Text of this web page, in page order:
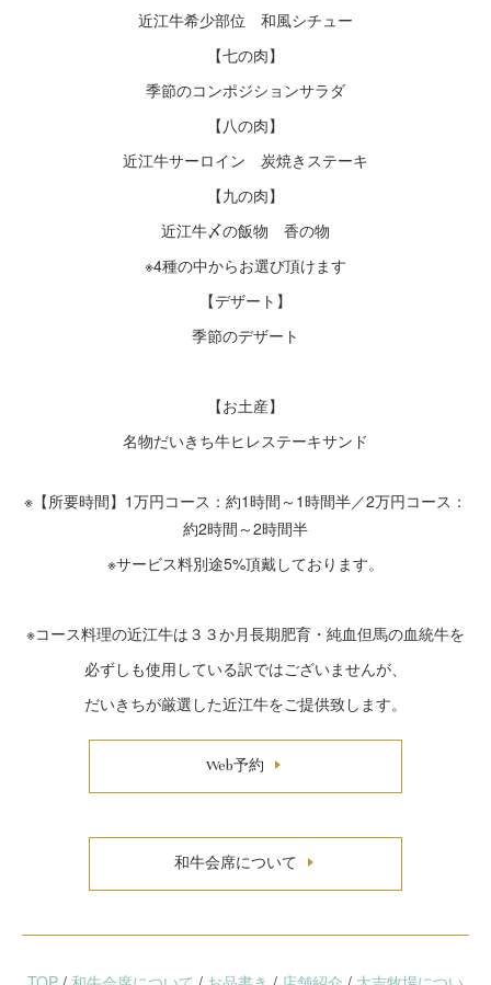
近江牛希少部位 和風シチュー
【七の肉】
季節のコンポジションサラダ
【八の肉】
近江牛サーロイン 炭焼きステーキ
【九の肉】
近江牛〆の飯物 香の物
※4種の中からお選び頂けます
【デザート】
季節のデザート
【お土産】
名物だいきち牛ヒレステーキサンド
※【所要時間】1万円コース：約1時間～1時間半／2万円コース：
約2時間～2時間半
※サービス料別途5%頂戴しております。
※コース料理の近江牛は３３か月長期肥育・純血但馬の血統牛を
必ずしも使用している訳ではございませんが、
だいきちが厳選した近江牛をご提供致します。
Web予約
和牛会席について